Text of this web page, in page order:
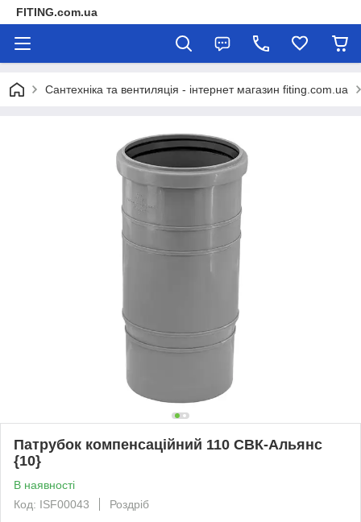
FITING.com.ua
Сантехніка та вентиляція - інтернет магазин fiting.com.ua
Патрубок компенсаційний 110 СВК-Альянс
{10}
В наявності
Код: ISF00043
Роздріб